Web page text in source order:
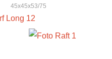
45x45x53/75